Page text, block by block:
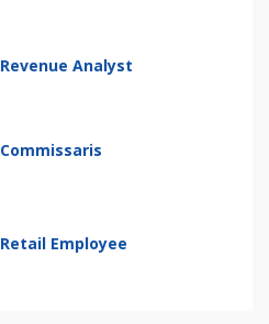
Revenue Analyst
Commissaris
Retail Employee